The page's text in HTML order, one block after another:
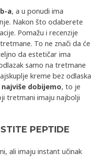
a, a u ponudi ima
Nakon što odaberete
Pomažu i recenzije
To ne znači da će
da estetičar ima
samo na tretmane
kreme bez odlaska
najviše dobijemo, to je
tretmani imaju najbolji
PEPTIDE
ali imaju instant učinak